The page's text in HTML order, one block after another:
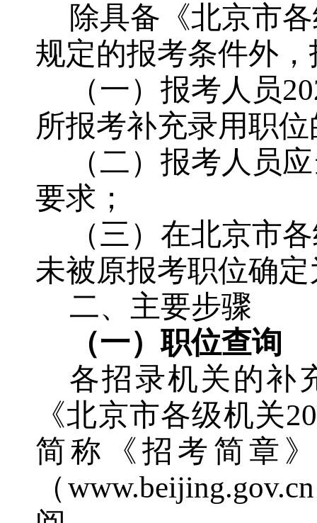
除具备《北京市
规定的报考条件外，
（一）报考人员
所报考补充录用职
（二）报考人员
要求；
（三）在北京市
未被原报考职位确
二、主要步骤
（一）职位查询
各招录机关的补
《北京市各级机关
简称《招考简章
（www.beijing.gov.cn